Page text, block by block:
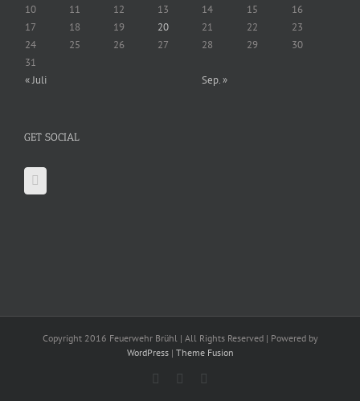
10
11 12 13 14 15
16
17
18 19 20 21 22
23
24
25 26 27 28 29
30
31
« Juli
Sep. »
GET SOCIAL
Copyright 2016 Feuerwehr Brühl | All Rights Reserved | Powered by
WordPress| Theme Fusion
Facebook